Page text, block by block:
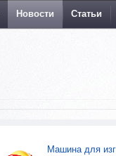
Новости Статьи
Машина для